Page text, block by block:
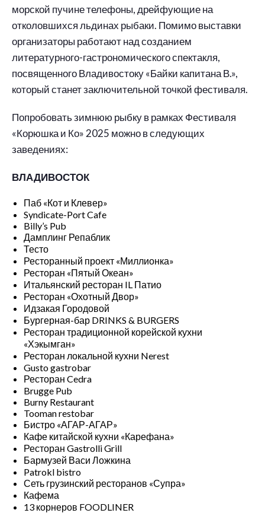
морской пучине телефоны, дрейфующие на
отколовшихся льдинах рыбаки. Помимо выставки
организаторы работают над созданием
литературного-гастрономического спектакля,
посвященного Владивостоку «Байки капитана В.»,
который станет заключительной точкой фестиваля.
Попробовать зимнюю рыбку в рамках Фестиваля
«Корюшка и Ко» 2025 можно в следующих
заведениях:
ВЛАДИВОСТОК
Паб «Кот и Клевер»
Syndicate-Port Cafe
Billy’s Pub
Дамплинг Репаблик
Тесто
Ресторанный проект «Миллионка»
Ресторан «Пятый Океан»
Итальянский ресторан IL Патио
Ресторан «Охотный Двор»
Идзакая Городовой
Бургерная-бар DRINKS & BURGERS
Ресторан традиционной корейской кухни
«Хэкымган»
Ресторан локальной кухни Nerest
Gusto gastrobar
Ресторан Cedra
Brugge Pub
Burny Restaurant
Tooman restobar
Бистро «АГАР-АГАР»
Кафе китайской кухни «Карефана»
Ресторан Gastrolli Grill
Бармузей Васи Ложкина
Patrokl bistro
Сеть грузинский ресторанов «Супра»
Кафема
13 корнеров FOODLINER